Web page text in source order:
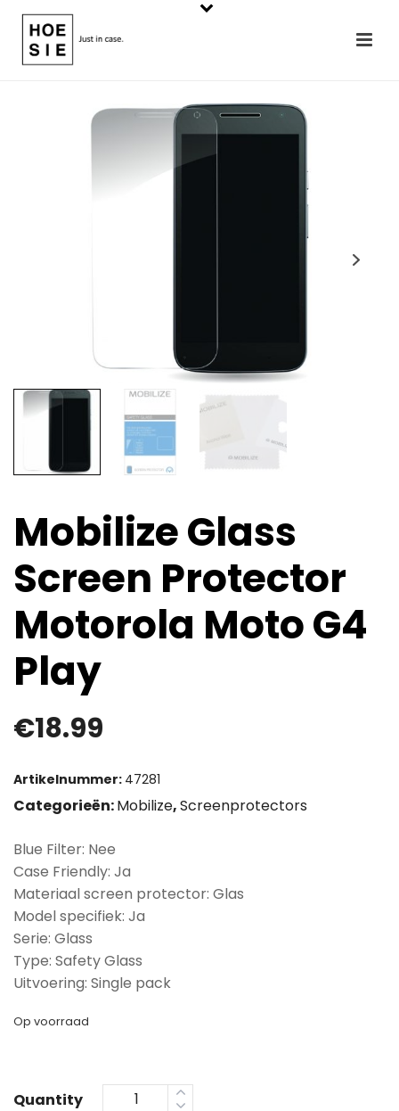
Mobilize Glass
Screen Protector
Motorola Moto G4
Play
€18.99
Artikelnummer: 47281
Categorieën:Mobilize,Screenprotectors
Blue Filter: Nee
Case Friendly: Ja
Materiaal screen protector: Glas
Model specifiek: Ja
Serie: Glass
Type: Safety Glass
Uitvoering: Single pack
Op voorraad
Quantity